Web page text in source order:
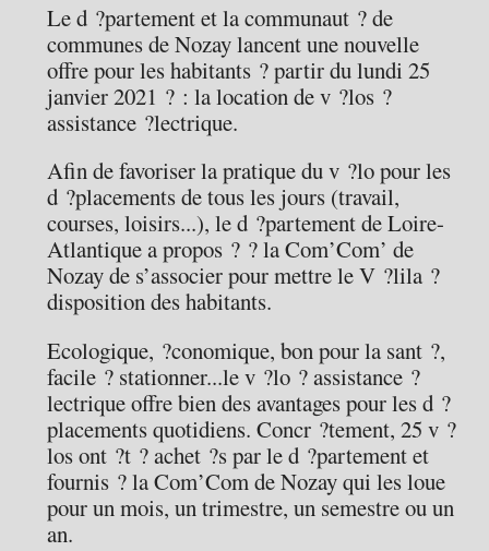
Le d ?partement et la communaut ? de
communes de Nozay lancent une nouvelle
offre pour les habitants ? partir du lundi 25
janvier 2021 ? : la location de v ?los ?
assistance ?lectrique.
Afin de favoriser la pratique du v ?lo pour les
d ?placements de tous les jours (travail,
courses, loisirs...), le d ?partement de Loire-
Atlantique a propos ? ? la Com’Com’ de
Nozay de s’associer pour mettre le V ?lila ?
disposition des habitants.
Ecologique, ?conomique, bon pour la sant ?,
facile ? stationner...le v ?lo ? assistance ?
lectrique offre bien des avantages pour les d ?
placements quotidiens. Concr ?tement, 25 v ?
los ont ?t ? achet ?s par le d ?partement et
fournis ? la Com’Com de Nozay qui les loue
pour un mois, un trimestre, un semestre ou un
an.